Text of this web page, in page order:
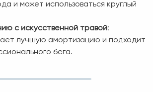
и может использоваться круглый
с искусственной травой:
лучшую амортизацию и подходит
бега.